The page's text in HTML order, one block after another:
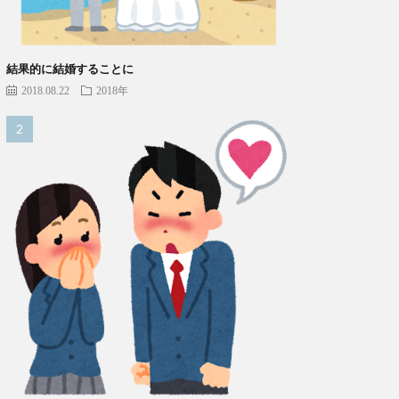
結果的に結婚することに
2018.08.22 2018年